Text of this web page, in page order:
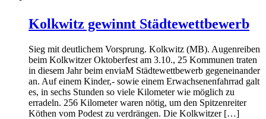
Kolkwitz gewinnt Städtewettbewerb
Sieg mit deutlichem Vorsprung. Kolkwitz (MB). Augenreiben
beim Kolkwitzer Oktoberfest am 3.10., 25 Kommunen traten
in diesem Jahr beim enviaM Städtewettbewerb gegeneinander
an. Auf einem Kinder,- sowie einem Erwachsenenfahrrad galt
es, in sechs Stunden so viele Kilometer wie möglich zu
erradeln. 256 Kilometer waren nötig, um den Spitzenreiter
Köthen vom Podest zu verdrängen. Die Kolkwitzer […]